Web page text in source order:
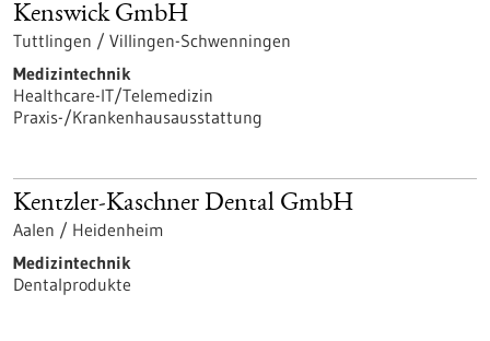
Kenswick GmbH
Tuttlingen / Villingen-Schwenningen
Medizintechnik
Healthcare-IT/Telemedizin
Praxis-/Krankenhausausstattung
Kentzler-Kaschner Dental GmbH
Aalen / Heidenheim
Medizintechnik
Dentalprodukte